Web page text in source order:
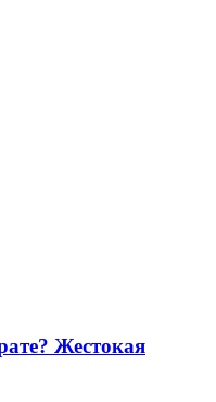
Жестокая